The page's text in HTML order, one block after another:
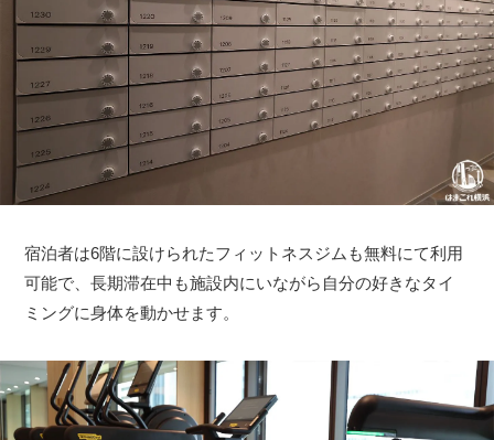
宿泊者は6階に設けられたフィットネスジムも無料にて利用
可能で、長期滞在中も施設内にいながら自分の好きなタイ
ミングに身体を動かせます。